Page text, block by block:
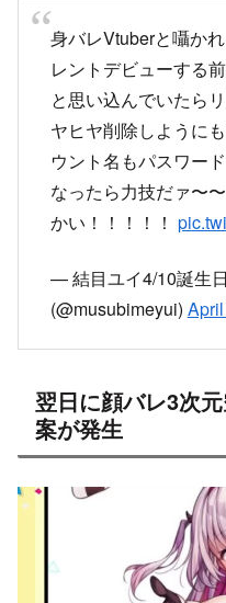
レントデビューする
と思い込んでいたら
ヤヒヤ削除しように
ウント名もパスワー
なったら力技だァ〜
かい！！！！！
— 結目ユイ4/10誕生
翌日に顔バレ3次